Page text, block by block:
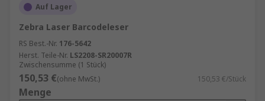
Auf Lager
Zebra Laser Barcodeleser
RS Best.-Nr. 176-5642
Herst. Teile-Nr. LS2208-SR20007R
Zwischensumme (1 Stück)
150,53 €(ohne MwSt.) 150,53 €/Stück
Menge